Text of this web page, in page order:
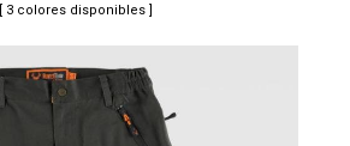
[ 3 colores disponibles ]